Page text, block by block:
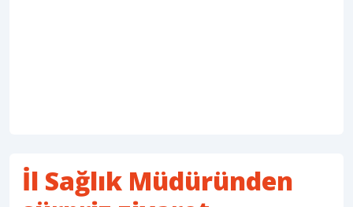
İl Sağlık Müdüründen